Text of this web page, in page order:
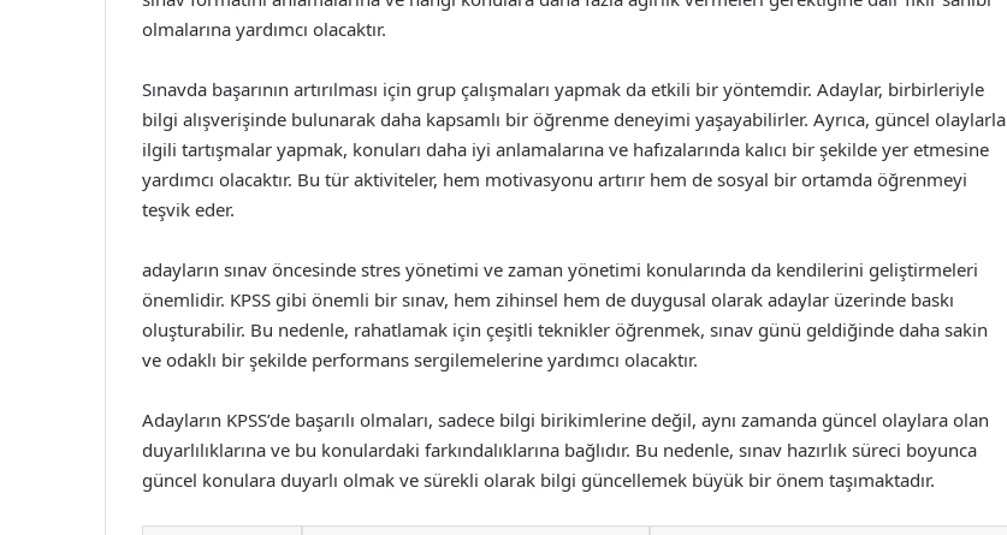
olmalarına yardımcı olacaktır.
Sınavda başarının artırılması için grup çalışmaları yapmak da etkili bir yöntemdir. Adaylar, birbirleriyle
bilgi alışverişinde bulunarak daha kapsamlı bir öğrenme deneyimi yaşayabilirler. Ayrıca, güncel olaylarla
ilgili tartışmalar yapmak, konuları daha iyi anlamalarına ve hafızalarında kalıcı bir şekilde yer etmesine
yardımcı olacaktır. Bu tür aktiviteler, hem motivasyonu artırır hem de sosyal bir ortamda öğrenmeyi
teşvik eder.
adayların sınav öncesinde stres yönetimi ve zaman yönetimi konularında da kendilerini geliştirmeleri
önemlidir. KPSS gibi önemli bir sınav, hem zihinsel hem de duygusal olarak adaylar üzerinde baskı
oluşturabilir. Bu nedenle, rahatlamak için çeşitli teknikler öğrenmek, sınav günü geldiğinde daha sakin
ve odaklı bir şekilde performans sergilemelerine yardımcı olacaktır.
Adayların KPSS’de başarılı olmaları, sadece bilgi birikimlerine değil, aynı zamanda güncel olaylara olan
duyarlılıklarına ve bu konulardaki farkındalıklarına bağlıdır. Bu nedenle, sınav hazırlık süreci boyunca
güncel konulara duyarlı olmak ve sürekli olarak bilgi güncellemek büyük bir önem taşımaktadır.